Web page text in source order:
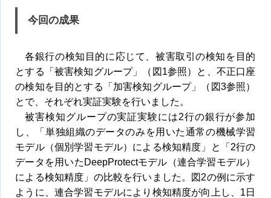
今回の成果
各銀行の検知目的に応じて、被害取引の検知を目的
とする「被害検知グループ」（図1参照）と、不正口座
の検知を目的とする「加害検知グループ」（図3参照）
とで、それぞれ実証実験を行いました。
被害検知グループの実証実験には2行の銀行が参加
し、「単独組織のデータのみを用いた通常の機械学習
モデル（個別学習モデル）による検知精度」と「2行の
データを用いたDeepProtectモデル（連合学習モデル）
による検知精度」の比較を行いました。図2の例に示す
ように、連合学習モデルにより検知精度が向上し、1日